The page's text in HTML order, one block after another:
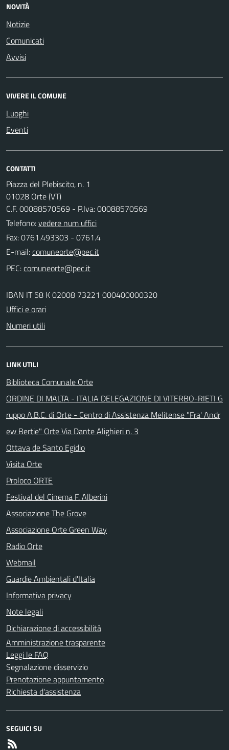
NOVITÀ
Notizie
Comunicati
Avvisi
VIVERE IL COMUNE
Luoghi
Eventi
CONTATTI
Piazza del Plebiscito, n. 1
01028 Orte (VT)
C.F. 00088570569 - P.Iva: 00088570569
Telefono:vedere num uffici
Fax: 0761.493303 - 0761.4
E-mail:
PEC:
IBAN IT 58 K 02008 73221 000400000320
Uffici e orari
Numeri utili
LINK UTILI
Biblioteca Comunale Orte
ORDINE DI MALTA - ITALIA DELEGAZIONE DI VITERBO-RIETI G
ruppo A.B.C. di Orte - Centro di Assistenza Melitense "Fra' Andr
ew Bertie" Orte Via Dante Alighieri n. 3
Ottava de Santo Egidio
Visita Orte
Proloco ORTE
Festival del Cinema F. Alberini
Associazione The Grove
Associazione Orte Green Way
Radio Orte
Webmail
Guardie Ambientali d'Italia
Informativa privacy
Note legali
Dichiarazione di accessibilità
Amministrazione trasparente
Leggi le FAQ
Segnalazione disservizio
Prenotazione appuntamento
Richiesta d'assistenza
SEGUICI SU